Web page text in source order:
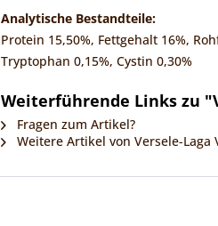
Analytische Bestandteile:
Protein 15,50%, Fettgehalt 16%,
Tryptophan 0,15%, Cystin 0,30%
Weiterführende Links zu
Fragen zum Artikel?
Weitere Artikel von Versele-Laga